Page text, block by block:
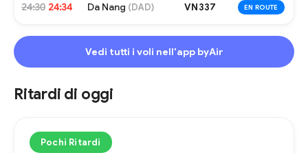
24:30 24:34 Da Nang (DAD) VN337 EN ROUTE
Vedi tutti i voli nell'app byAir
Ritardi di oggi
Pochi Ritardi